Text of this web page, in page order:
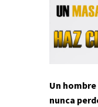
Un
nunca